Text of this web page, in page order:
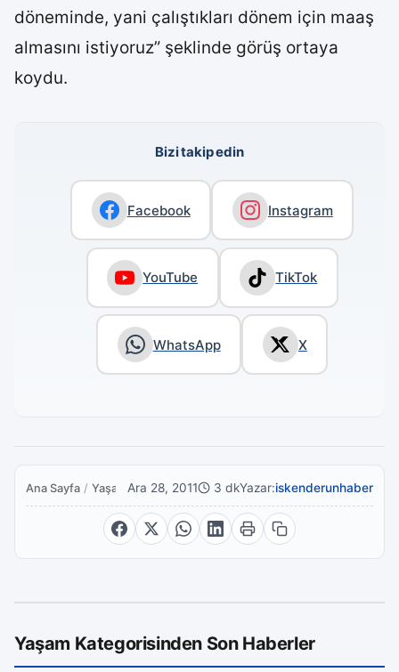
döneminde, yani çalıştıkları dönem için maaş
almasını istiyoruz” şeklinde görüş ortaya
koydu.
Bizi takip edin
Facebook Instagram
YouTube TikTok
WhatsApp X
Ana Sayfa / Yaşam Ara 28, 2011 3 dkYazar:iskenderunhaber
Yaşam Kategorisinden Son Haberler